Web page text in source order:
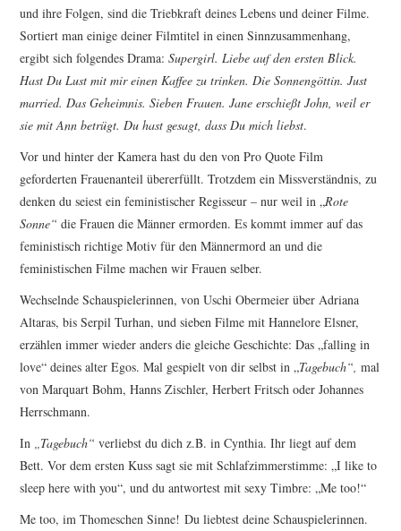
und ihre Folgen, sind die Triebkraft deines Lebens und deiner Filme.
Sortiert man einige deiner Filmtitel in einen Sinnzusammenhang,
ergibt sich folgendes Drama:Supergirl. Liebe auf den ersten Blick.
Hast Du Lust mit mir einen Kaffee zu trinken. Die Sonnengöttin. Just
married. Das Geheimnis. Sieben Frauen. Jane erschießt John, weil er
sie mit Ann betrügt. Du hast gesagt, dass Du mich liebst.
Vor und hinter der Kamera hast du den von Pro Quote Film
geforderten Frauenanteil übererfüllt. Trotzdem ein Missverständnis, zu
denken du seiest ein feministischer Regisseur – nur weil in „Rote
Sonne“ die Frauen die Männer ermorden. Es kommt immer auf das
feministisch richtige Motiv für den Männermord an und die
feministischen Filme machen wir Frauen selber.
Wechselnde Schauspielerinnen, von Uschi Obermeier über Adriana
Altaras, bis Serpil Turhan, und sieben Filme mit Hannelore Elsner,
erzählen immer wieder anders die gleiche Geschichte: Das „falling in
love“ deines alter Egos. Mal gespielt von dir selbst in „Tagebuch“, mal
von Marquart Bohm, Hanns Zischler, Herbert Fritsch oder Johannes
Herrschmann.
In
„Tagebuch“ verliebst du dich z.B. in Cynthia. Ihr liegt auf dem
Bett. Vor dem ersten Kuss sagt sie mit Schlafzimmerstimme: „I like to
sleep here with you“, und du antwortest mit sexy Timbre: „Me too!“
Me too, im Thomeschen Sinne! Du liebtest deine Schauspielerinnen.